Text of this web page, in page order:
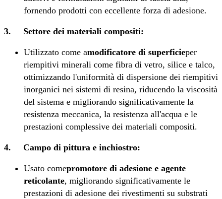
fornendo prodotti con eccellente forza di adesione.
3. Settore dei materiali compositi:
Utilizzato come amodificatore di superficieper
riempitivi minerali come fibra di vetro, silice e talco,
ottimizzando l'uniformità di dispersione dei riempitivi
inorganici nei sistemi di resina, riducendo la viscosità
del sistema e migliorando significativamente la
resistenza meccanica, la resistenza all'acqua e le
prestazioni complessive dei materiali compositi.
4. Campo di pittura e inchiostro:
Usato comepromotore di adesione e agente
reticolante, migliorando significativamente le
prestazioni di adesione dei rivestimenti su substrati